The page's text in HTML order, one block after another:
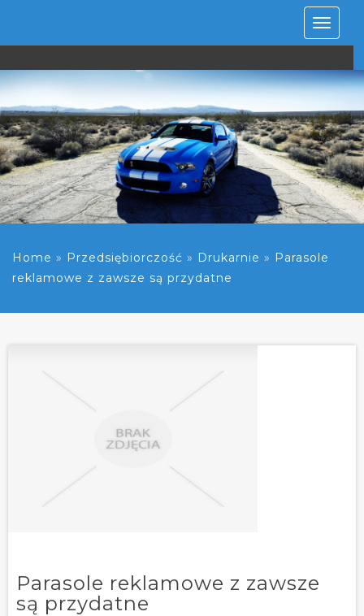
Rozwiń
Home » Przedsiębiorczość » Drukarnie » Parasole
reklamowe z zawsze są przydatne
Parasole reklamowe z zawsze
są przydatne